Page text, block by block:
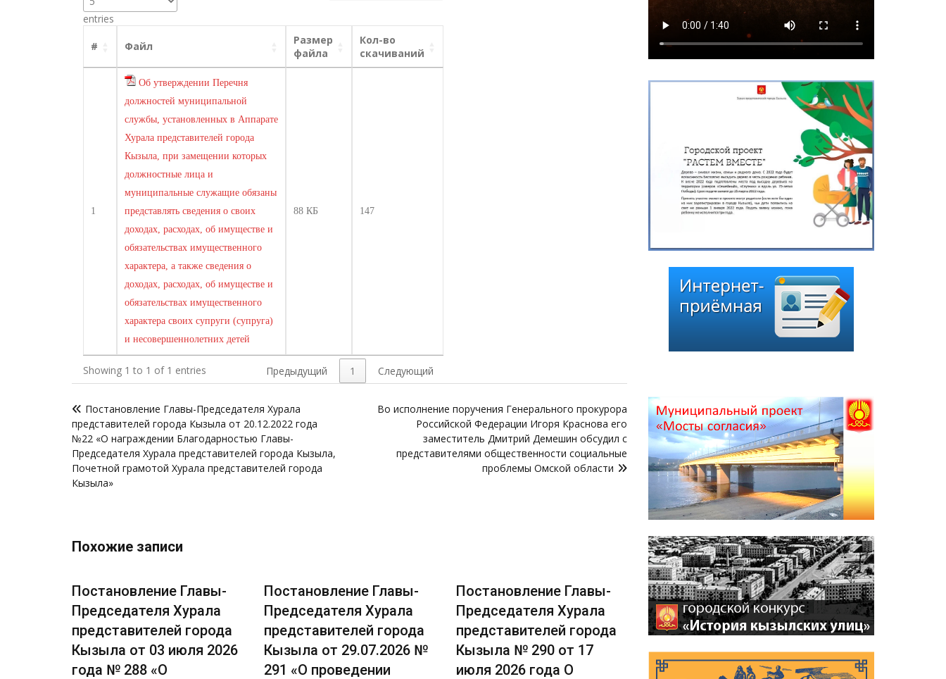
entries
# Файл
Размер
файла
Кол-во
скачиваний
1
Об утверждении Перечня
должностей муниципальной
службы, установленных в Аппарате
Хурала представителей города
Кызыла, при замещении которых
должностные лица и
муниципальные служащие обязаны
представлять сведения о своих
доходах, расходах, об имуществе и
обязательствах имущественного
характера, а также сведения о
доходах, расходах, об имуществе и
обязательствах имущественного
характера своих супруги (супруга)
и несовершеннолетних детей
88 КБ 147
Showing 1 to 1 of 1 entries Предыдущий 1 Следующий
по
записям
Постановление Главы-Председателя Хурала
представителей города Кызыла от 20.12.2022 года
№22 «О награждении Благодарностью Главы-
Председателя Хурала представителей города Кызыла,
Почетной грамотой Хурала представителей города
Кызыла»
Во исполнение поручения Генерального прокурора
Российской Федерации Игоря Краснова его
заместитель Дмитрий Демешин обсудил с
представителями общественности социальные
проблемы Омской области
Похожие записи
Постановление Главы-
Председателя Хурала
представителей города
Кызыла от 03 июля 2026
года № 288 «О
Постановление Главы-
Председателя Хурала
представителей города
Кызыла от 29.07.2026 №
291 «О проведении
Постановление Главы-
Председателя Хурала
представителей города
Кызыла № 290 от 17
июля 2026 года О
Распоряжение Главы-
Председателя Хурала
представителей города
Кызыла от 13 июля 2026
г. «О назначении даты